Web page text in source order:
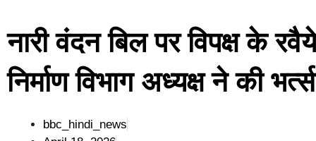
नारी वंदन बिल पर विपक्ष के
निर्माण विभाग अध्यक्ष ने की
bbc_hindi_news